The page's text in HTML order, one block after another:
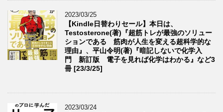
2023/03/25
【Kindle日替わりセール】本日は、
Testosterone(著)『超筋トレが最強のソリュー
ションである 筋肉が人生を変える超科学的な
理由』、平山令明(著)『暗記しないで化学入
門 新訂版 電子を見れば化学はわかる』など3
冊 [23/3/25]
2023/03/24